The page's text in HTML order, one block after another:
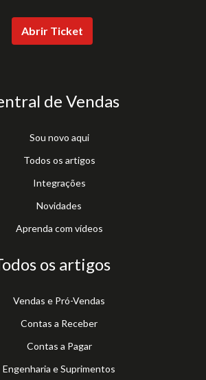
Abrir Ticket
de Vendas
Sou novo aqui
Todos os artigos
Integrações
Novidades
Aprenda com vídeos
os artigos
Vendas e Pró-Vendas
Contas a Receber
Contas a Pagar
Engenharia e Suprimentos